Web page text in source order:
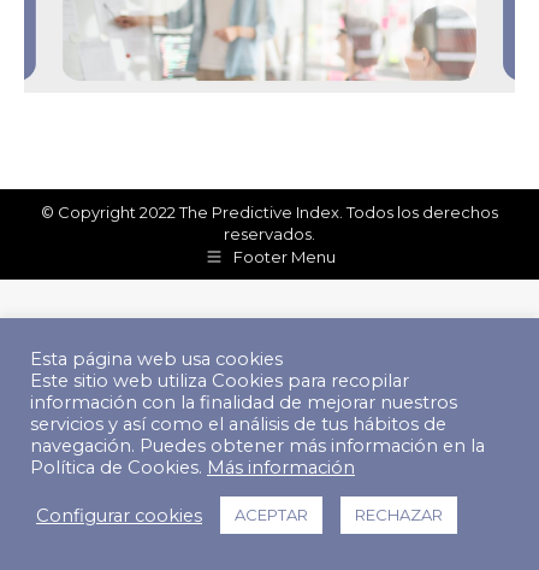
© Copyright 2022 The Predictive Index. Todos los derechos
reservados.
Footer Menu
Esta página web usa cookies
Este sitio web utiliza Cookies para recopilar
información con la finalidad de mejorar nuestros
servicios y así como el análisis de tus hábitos de
navegación. Puedes obtener más información en la
Política de Cookies. Más información
Configurar cookies ACEPTAR RECHAZAR